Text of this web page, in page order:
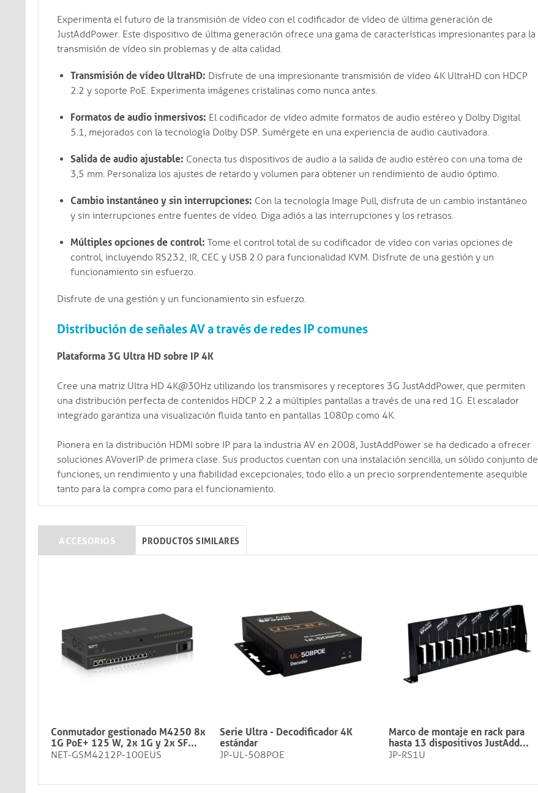
Experimenta el futuro de la transmisión de vídeo con el codificador de vídeo de última generación de
JustAddPower. Este dispositivo de última generación ofrece una gama de características impresionantes para la
transmisión de vídeo sin problemas y de alta calidad.
Transmisión de vídeo UltraHD: Disfrute de una impresionante transmisión de vídeo 4K UltraHD con HDCP
2.2 y soporte PoE. Experimenta imágenes cristalinas como nunca antes.
Formatos de audio inmersivos: El codificador de vídeo admite formatos de audio estéreo y Dolby Digital
5.1, mejorados con la tecnología Dolby DSP. Sumérgete en una experiencia de audio cautivadora.
Salida de audio ajustable: Conecta tus dispositivos de audio a la salida de audio estéreo con una toma de
3,5 mm. Personaliza los ajustes de retardo y volumen para obtener un rendimiento de audio óptimo.
Cambio instantáneo y sin interrupciones: Con la tecnología Image Pull, disfruta de un cambio instantáneo
y sin interrupciones entre fuentes de vídeo. Diga adiós a las interrupciones y los retrasos.
Múltiples opciones de control: Tome el control total de su codificador de vídeo con varias opciones de
control, incluyendo RS232, IR, CEC y USB 2.0 para funcionalidad KVM. Disfrute de una gestión y un
funcionamiento sin esfuerzo.
Disfrute de una gestión y un funcionamiento sin esfuerzo.
Distribución de señales AV a través de redes IP comunes
Plataforma 3G Ultra HD sobre IP 4K
Cree una matriz Ultra HD 4K@30Hz utilizando los transmisores y receptores 3G JustAddPower, que permiten
una distribución perfecta de contenidos HDCP 2.2 a múltiples pantallas a través de una red 1G. El escalador
integrado garantiza una visualización fluida tanto en pantallas 1080p como 4K.
Pionera en la distribución HDMI sobre IP para la industria AV en 2008, JustAddPower se ha dedicado a ofrecer
soluciones AVoverIP de primera clase. Sus productos cuentan con una instalación sencilla, un sólido conjunto de
funciones, un rendimiento y una fiabilidad excepcionales, todo ello a un precio sorprendentemente asequible
tanto para la compra como para el funcionamiento.
ACCESORIOS PRODUCTOS SIMILARES
Conmutador gestionado M4250 8x
1G PoE+ 125 W, 2x 1G y 2x SF...
NET-GSM4212P-100EUS
Serie Ultra - Decodificador 4K
estándar
JP-UL-508POE
Marco de montaje en rack para
hasta 13 dispositivos JustAdd...
JP-RS1U